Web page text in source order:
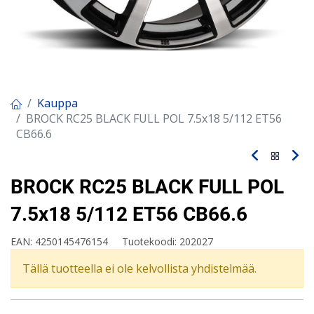
Kauppa
BROCK RC25 BLACK FULL POL 7.5x18 5/112 ET56
CB66.6
BROCK RC25 BLACK FULL POL
7.5x18 5/112 ET56 CB66.6
EAN: 4250145476154 Tuotekoodi: 202027
Tällä tuotteella ei ole kelvollista yhdistelmää.